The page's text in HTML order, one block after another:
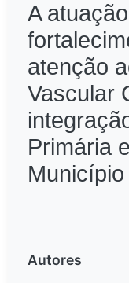
A
atenção
Vascular
Primária
Autores